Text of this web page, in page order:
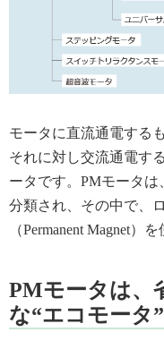
モータに直流通電する
それに対し交流通電す
ータです。PMモータ
分類され、その中で、
（Permanent Magnet）
PMモータは、
な“エコモータ”